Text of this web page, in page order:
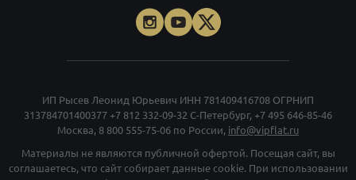
ИП Рысев Леонид Юрьевич ИНН 781409416708 ОГРНИП
313784701400377 +7 812 332-09-32 С-Петербург, +7 495 646-85-46
Москва, 8 800 555-75-06 по России, info@vipflat.ru
Материалы не являются публичной офертой. Посещая сайт, вы
соглашаетесь, что сайт собирает данные cookie. При использовании